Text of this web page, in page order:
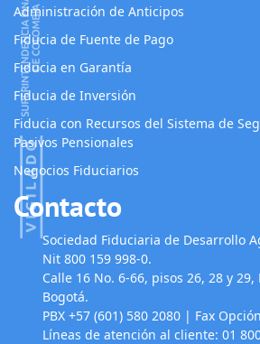
Administración de Anticipos
Fiducia de Fuente de Pago
Fiducia en Garantía
Fiducia de Inversión
Fiducia con Recursos del Sistema de
Pasivos Pensionales
Negocios Fiduciarios
Contacto
Sociedad Fiduciaria de Desarrollo
Nit 800 159 998-0.
Calle 16 No. 6-66, pisos 26, 28 y
Bogotá.
PBX +57 (601) 580 2080 | Fax
Líneas de atención al cliente: 01